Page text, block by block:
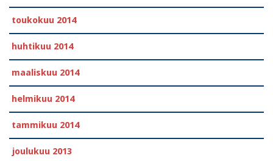
toukokuu 2014
huhtikuu 2014
maaliskuu 2014
helmikuu 2014
tammikuu 2014
joulukuu 2013